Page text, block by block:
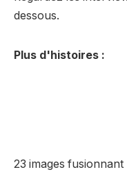
dessous.
Plus d'histoires :
23 images